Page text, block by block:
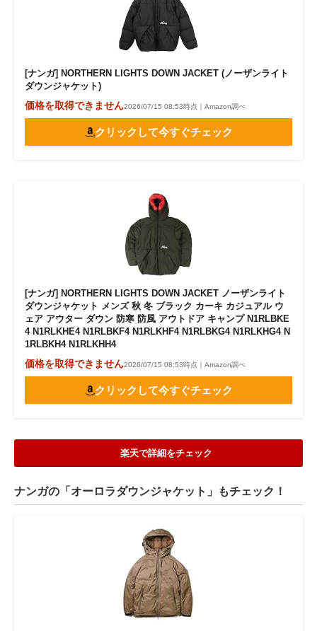
[ナンガ] NORTHERN LIGHTS DOWN JACKET (ノーザンライト
ダウンジャケット)
価格を取得できません2026/07/15 08:53時点｜Amazon調べ
クリックして今すぐチェック
[ナンガ] NORTHERN LIGHTS DOWN JACKET ノーザンライト
ダウンジャケット メンズ 秋 冬 ブラック カーキ カジュアル ウ
ェア アウター ダウン 防寒 防風 アウトドア キャンプ N1RLBKE
4 N1RLKHE4 N1RLBKF4 N1RLKHF4 N1RLBKG4 N1RLKHG4 N
1RLBKH4 N1RLKHH4
価格を取得できません2026/07/15 08:53時点｜Amazon調べ
クリックして今すぐチェック
楽天で詳細をチェック
ナンガの「オーロラダウンジャケット」もチェック！